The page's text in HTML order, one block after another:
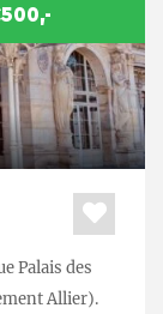
Palais des
Allier).